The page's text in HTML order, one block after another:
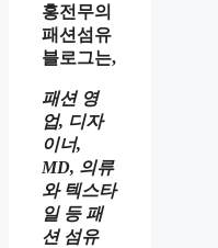
홍전무의
패션섬유
블로그는,
패션 영
업, 디자
이너,
MD, 의류
와 텍스타
일 등 패
션 섬유